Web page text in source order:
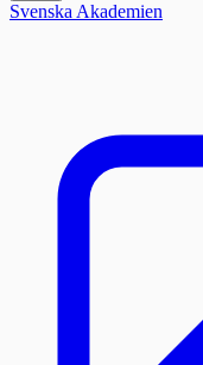
Svenska Akademien